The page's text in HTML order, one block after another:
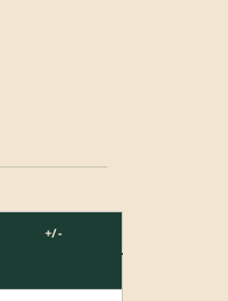
+/-